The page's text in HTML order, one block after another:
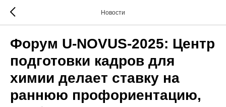
Новости
Форум U-NOVUS-2025: Центр
подготовки кадров для
химии делает ставку на
раннюю профориентацию,